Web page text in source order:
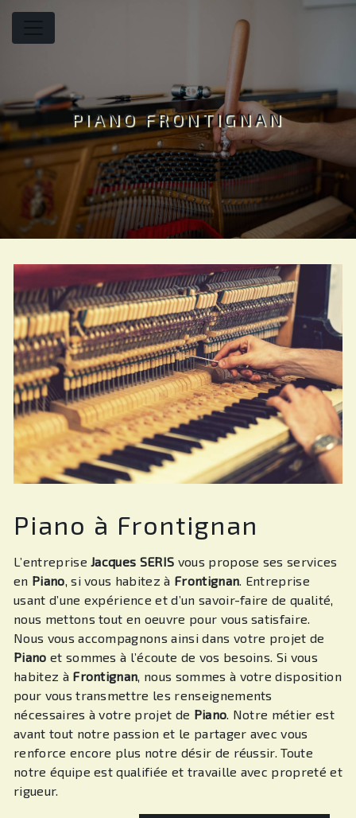
Panneau de gestion des cookies
PIANO FRONTIGNAN
Piano à Frontignan
L’entrepriseJacques SERIS vous propose ses services
en Piano, si vous habitez à Frontignan. Entreprise
usant d’une expérience et d’un savoir-faire de qualité,
nous mettons tout en oeuvre pour vous satisfaire.
Nous vous accompagnons ainsi dans votre projet de
Piano et sommes à l’écoute de vos besoins. Si vous
habitez à Frontignan, nous sommes à votre disposition
pour vous transmettre les renseignements
nécessaires à votre projet de Piano. Notre métier est
avant tout notre passion et le partager avec vous
renforce encore plus notre désir de réussir. Toute
notre équipe est qualifiée et travaille avec propreté et
rigueur.